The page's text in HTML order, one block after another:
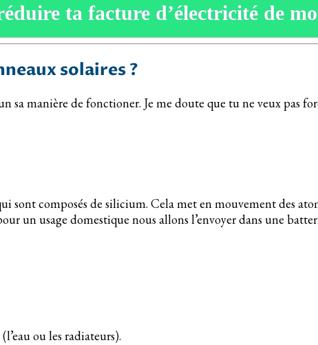
ta facture d’électricité de
solaires ?
sa manière de fonctioner. Je me doute que tu ne veux pas
sont composés de silicium. Cela met en mouvement des
un usage domestique nous allons l’envoyer dans une
ou les radiateurs).